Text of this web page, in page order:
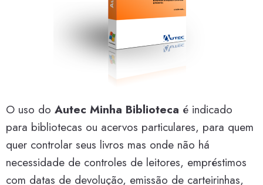
O uso do Autec Minha Biblioteca é indicado
para bibliotecas ou acervos particulares, para quem
quer controlar seus livros mas onde não há
necessidade de controles de leitores, empréstimos
com datas de devolução, emissão de carteirinhas,